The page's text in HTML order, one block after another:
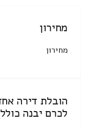
מחירון
מחירון
הובלת דירה
לכרם יבנה